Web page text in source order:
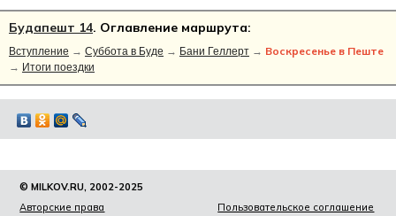
Будапешт 14. Оглавление маршрута:
Вступление → Суббота в Буде → Бани Геллерт → Воскресенье в Пеште
→ Итоги поездки
© MILKOV.RU, 2002-2025
Авторские права
Пользовательское соглашение